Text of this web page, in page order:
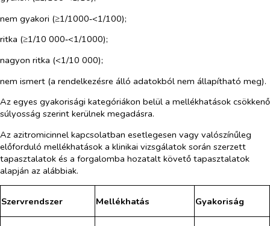
nem gyakori (≥1/1000‑<1/100);
ritka (≥1/10 000‑<1/1000);
nagyon ritka (<1/10 000);
nem ismert (a rendelkezésre álló adatokból nem állapítható meg).
Az egyes gyakorisági kategóriákon belül a mellékhatások csökkenő
súlyosság szerint kerülnek megadásra.
Az azitromicinnel kapcsolatban esetlegesen vagy valószínűleg
előforduló mellékhatások a klinikai vizsgálatok során szerzett
tapasztalatok és a forgalomba hozatalt követő tapasztalatok
alapján az alábbiak.
Szervrendszer Mellékhatás Gyakoriság